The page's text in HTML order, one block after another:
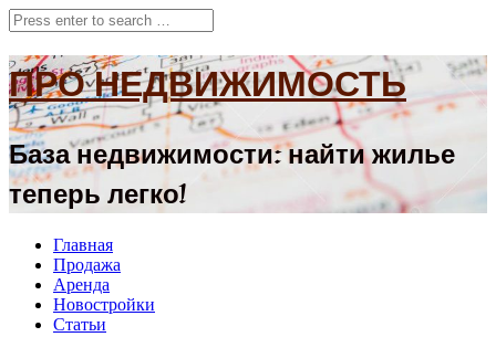
ПРО НЕДВИЖИМОСТЬ
База недвижимости: найти жилье
теперь легко!
Главная
Продажа
Аренда
Новостройки
Статьи